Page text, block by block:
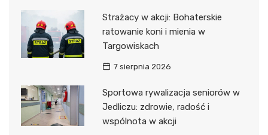
Strażacy w akcji: Bohaterskie
ratowanie koni i mienia w
Targowiskach
7 sierpnia 2026
Sportowa rywalizacja seniorów w
Jedliczu: zdrowie, radość i
wspólnota w akcji